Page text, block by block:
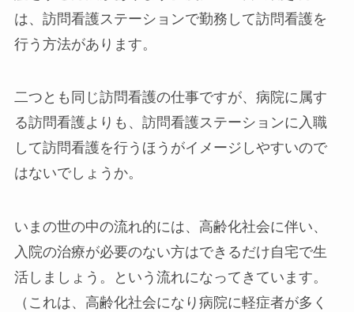
は、訪問看護ステーションで勤務して訪問看護を
行う方法があります。
二つとも同じ訪問看護の仕事ですが、病院に属す
る訪問看護よりも、訪問看護ステーションに入職
して訪問看護を行うほうがイメージしやすいので
はないでしょうか。
いまの世の中の流れ的には、高齢化社会に伴い、
入院の治療が必要のない方はできるだけ自宅で生
活しましょう。という流れになってきています。
（これは、高齢化社会になり病院に軽症者が多く